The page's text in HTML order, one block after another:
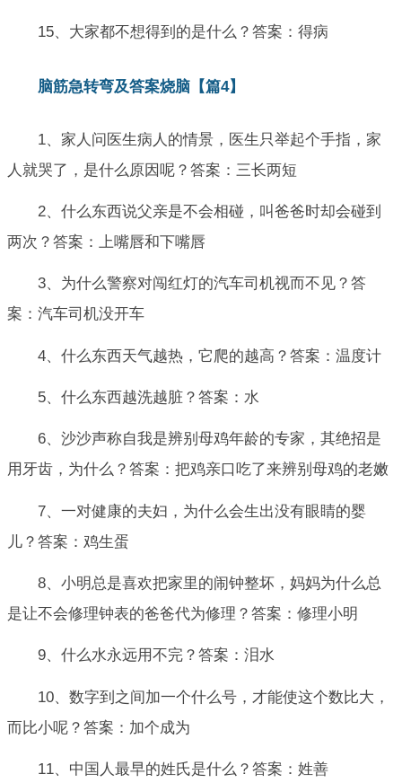
15、大家都不想得到的是什么？答案：得病
脑筋急转弯及答案烧脑【篇4】
1、家人问医生病人的情景，医生只举起个手指，家
人就哭了，是什么原因呢？答案：三长两短
2、什么东西说父亲是不会相碰，叫爸爸时却会碰到
两次？答案：上嘴唇和下嘴唇
3、为什么警察对闯红灯的汽车司机视而不见？答
案：汽车司机没开车
4、什么东西天气越热，它爬的越高？答案：温度计
5、什么东西越洗越脏？答案：水
6、沙沙声称自我是辨别母鸡年龄的专家，其绝招是
用牙齿，为什么？答案：把鸡亲口吃了来辨别母鸡的老嫩
7、一对健康的夫妇，为什么会生出没有眼睛的婴
儿？答案：鸡生蛋
8、小明总是喜欢把家里的闹钟整坏，妈妈为什么总
是让不会修理钟表的爸爸代为修理？答案：修理小明
9、什么水永远用不完？答案：泪水
10、数字到之间加一个什么号，才能使这个数比大，
而比小呢？答案：加个成为
11、中国人最早的姓氏是什么？答案：姓善